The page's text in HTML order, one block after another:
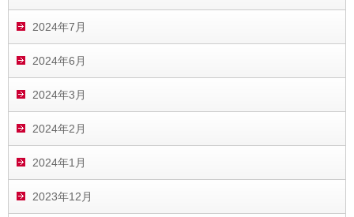
2024年7月
2024年6月
2024年3月
2024年2月
2024年1月
2023年12月